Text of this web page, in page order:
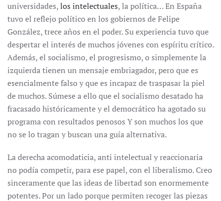
universidades,los intelectuales, la política… En España
tuvo el reflejo político en los gobiernos de Felipe
González, trece años en el poder. Su experiencia tuvo que
despertar el interés de muchos jóvenes con espíritu crítico.
Además, el socialismo, el progresismo, o simplemente la
izquierda tienen un mensaje embriagador, pero que es
esencialmente falso y que es incapaz de traspasar la piel
de muchos. Súmese a ello que el socialismo desatado ha
fracasado históricamente y el democrático ha agotado su
programa con resultados penosos Y son muchos los que
no se lo tragan y buscan una guía alternativa.
La derecha acomodaticia, anti intelectual y reaccionaria
no podía competir, para ese papel, con el liberalismo. Creo
sinceramente que las ideas de libertad son enormemente
potentes. Por un lado porque permiten recoger las piezas